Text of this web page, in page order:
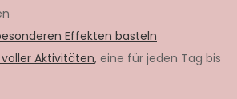
Effekten basteln
Aktivitäten, eine für jeden Tag bis